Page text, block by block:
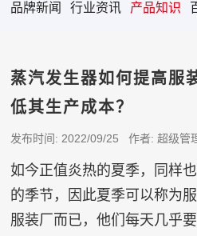
品牌新闻 行业资讯 产品知识
蒸汽发生器如何提高服
低其生产成本？
发布时间: 2022/09/25 作者: 超级管
如今正值炎热的夏季，同样
的季节，因此夏季可以称为
服装厂而已，他们每天几乎